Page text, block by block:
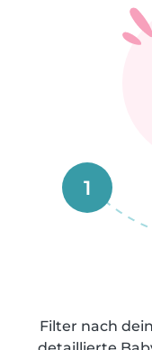
1
Filter nach